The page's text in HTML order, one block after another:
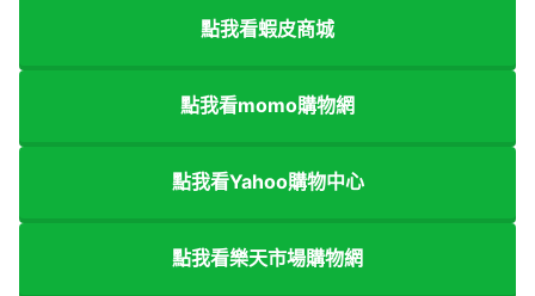
點我看蝦皮商城
點我看momo購物網
點我看Yahoo購物中心
點我看樂天市場購物網